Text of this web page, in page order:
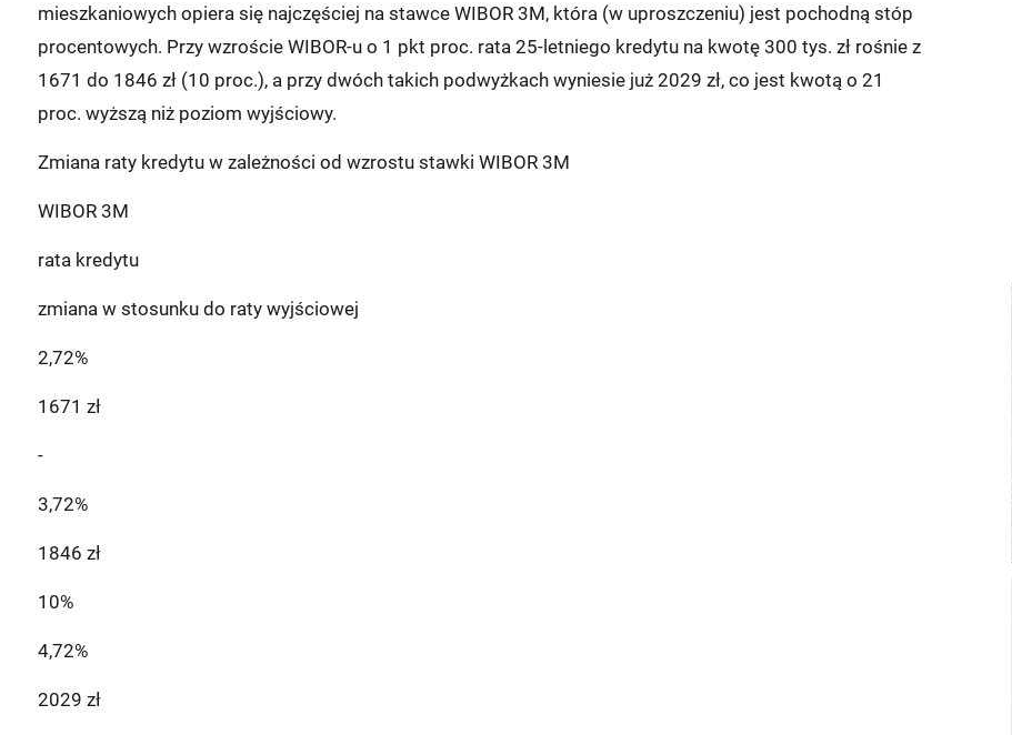
mieszkaniowych opiera się najczęściej na stawce WIBOR 3M, która (w uproszczeniu) jest pochodną stóp
procentowych. Przy wzroście WIBOR-u o 1 pkt proc. rata 25-letniego kredytu na kwotę 300 tys. zł rośnie z
1671 do 1846 zł (10 proc.), a przy dwóch takich podwyżkach wyniesie już 2029 zł, co jest kwotą o 21
proc. wyższą niż poziom wyjściowy.
Zmiana raty kredytu w zależności od wzrostu stawki WIBOR 3M
WIBOR 3M
rata kredytu
zmiana w stosunku do raty wyjściowej
2,72%
1671 zł
-
3,72%
1846 zł
10%
4,72%
2029 zł